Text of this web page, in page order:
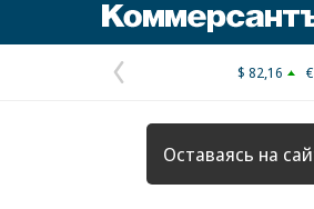
Предыдущая
страница
$ 82,16
Оставаясь на